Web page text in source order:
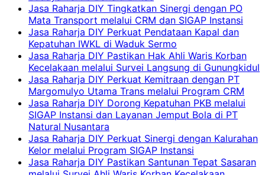
Jasa Raharja DIY Tingkatkan Sinergi dengan PO
Mata Transport melalui CRM dan SIGAP Instansi
Jasa Raharja DIY Perkuat Pendataan Kapal dan
Kepatuhan IWKL di Waduk Sermo
Jasa Raharja DIY Pastikan Hak Ahli Waris Korban
Kecelakaan melalui Survei Langsung di Gunungkidul
Jasa Raharja DIY Perkuat Kemitraan dengan PT
Margomulyo Utama Trans melalui Program CRM
Jasa Raharja DIY Dorong Kepatuhan PKB melalui
SIGAP Instansi dan Layanan Jemput Bola di PT
Natural Nusantara
Jasa Raharja DIY Perkuat Sinergi dengan Kalurahan
Kelor melalui Program SIGAP Instansi
Jasa Raharja DIY Pastikan Santunan Tepat Sasaran